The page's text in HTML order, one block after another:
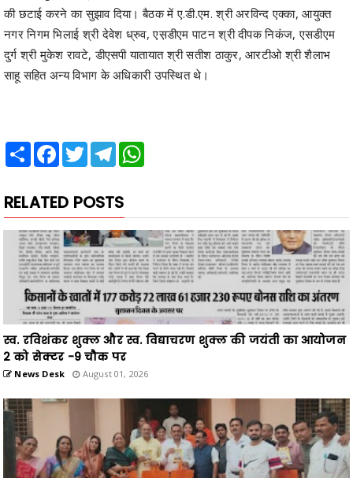
दुर्ग श्री मुकेश रावटे, डीएसपी यातायात श्री सतीश ठाकुर, आरटीओ श्री शैलाभ
साहू सहित अन्य विभाग के अधिकारी उपस्थित थे।
RELATED POSTS
स्व. रविशंकर शुक्ल और स्व. विद्याचरण शुक्ल की जयंती का आयोजन
2 को सेक्टर -9 चौक पर
News Desk August 01, 2026
17 अगस्त को टोलाघाट में होने वाली कांवर यात्रा महोत्सव हेतु